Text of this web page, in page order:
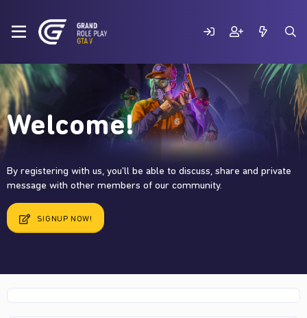
Welcome!
By registering with us, you'll be able to discuss, share and private
message with other members of our community.
SIGNUP NOW!